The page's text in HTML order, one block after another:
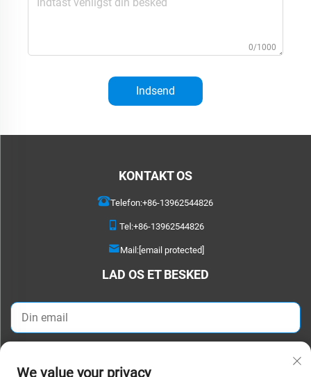
0/1000
Indsend
KONTAKT OS
Telefon:+86-13962544826
Tel:+86-13962544826
Mail:[email protected]
LAD OS ET BESKED
We value your privacy